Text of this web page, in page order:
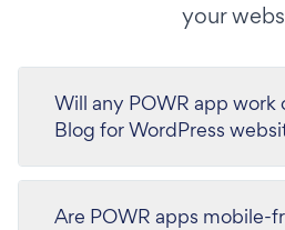
your
Will any POWR app work
Blog for WordPress
Are POWR apps mobile-